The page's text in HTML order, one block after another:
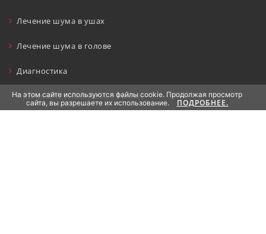
Лечение шума в ушах
Лечение шума в голове
Диагностика
Причины шума в ушах и голове
На этом сайте используются файлы cookie. Продолжая просмотр
сайта, вы разрешаете их использование.
ПОДРОБНЕЕ.